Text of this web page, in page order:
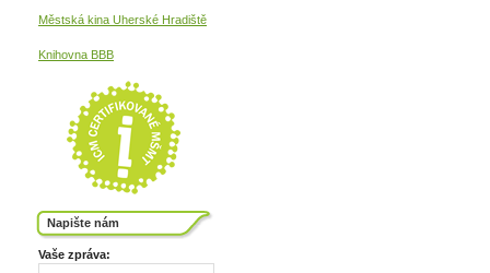
Městská kina Uherské Hradiště
Knihovna BBB
Napište nám
Vaše zpráva: